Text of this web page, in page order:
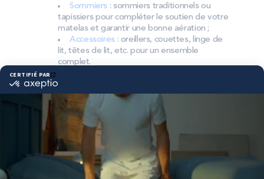
Sommiers : sommiers traditionnels ou
tapissiers pour compléter le soutien de votre
matelas et garantir une bonne aération ;
Accessoires: oreillers, couettes, linge de
lit, têtes de lit, etc. pour un ensemble
complet.
Pourquoi choisir Bultex
comme literie ?
Bultex est la marque de literie la plus détenue des
Français*. Ce choix s’explique par un savoir‑faire
reconnu et des technologies de mousse mises au
point depuis des décennies.
La gamme couvre plusieurs fermetés et accueils.
En associant le matelas Bultex avec un sommier